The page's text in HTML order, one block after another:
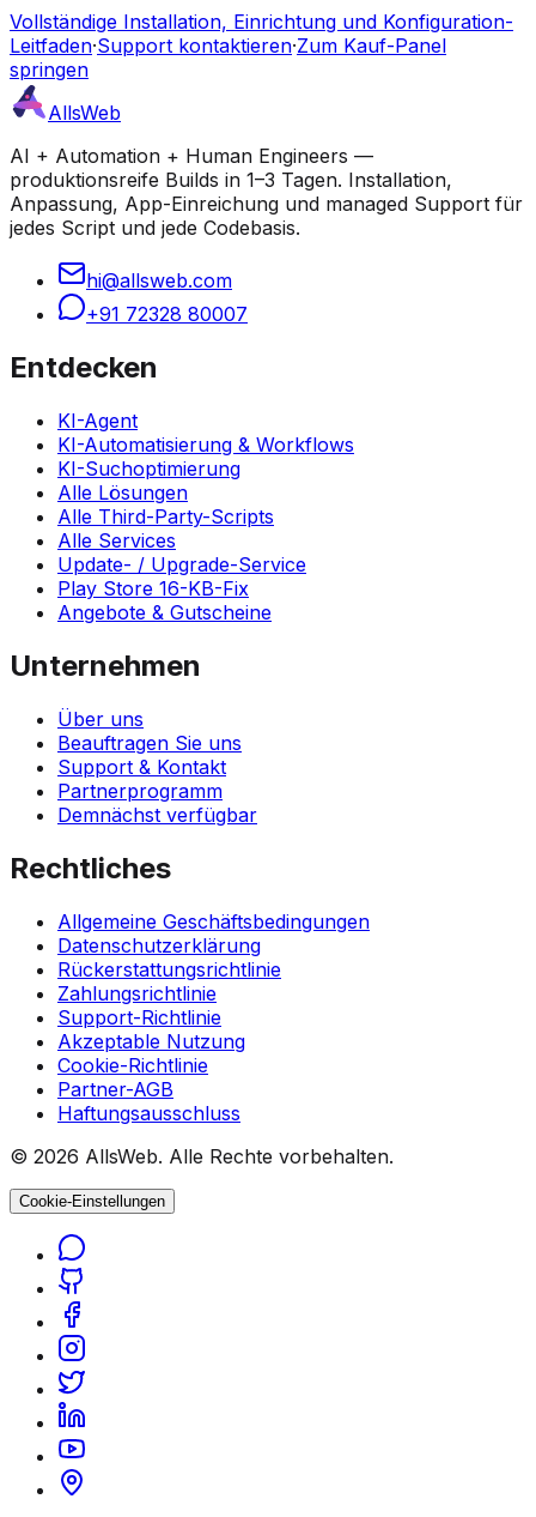
Vollständige Installation, Einrichtung und Konfiguration-
Leitfaden·Support kontaktieren·Zum Kauf-Panel
springen
AllsWeb
AI + Automation + Human Engineers —
produktionsreife Builds in 1–3 Tagen. Installation,
Anpassung, App-Einreichung und managed Support für
jedes Script und jede Codebasis.
hi@allsweb.com
+91 72328 80007
Entdecken
KI-Agent
KI-Automatisierung & Workflows
KI-Suchoptimierung
Alle Lösungen
Alle Third-Party-Scripts
Alle Services
Update- / Upgrade-Service
Play Store 16-KB-Fix
Angebote & Gutscheine
Unternehmen
Über uns
Beauftragen Sie uns
Support & Kontakt
Partnerprogramm
Demnächst verfügbar
Rechtliches
Allgemeine Geschäftsbedingungen
Datenschutzerklärung
Rückerstattungsrichtlinie
Zahlungsrichtlinie
Support-Richtlinie
Akzeptable Nutzung
Cookie-Richtlinie
Partner-AGB
Haftungsausschluss
© 2026 AllsWeb. Alle Rechte vorbehalten.
Cookie-Einstellungen